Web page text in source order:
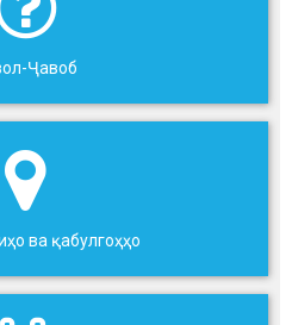
Ҷавоб
ва қабулгоҳҳо